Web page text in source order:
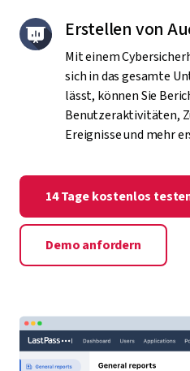
Erstellen von
Mit einem
sich in das gesamte
lässt, können Sie
Benutzeraktivitäten,
Ereignisse und mehr
14 Tage kostenlos
Demo anfordern